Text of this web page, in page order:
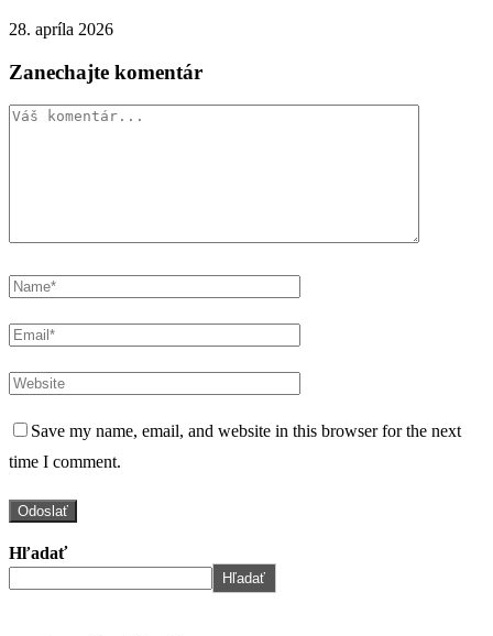
28. apríla 2026
Zanechajte komentár
Save my name, email, and website in this browser for the next
time I comment.
Hľadať
Hľadať